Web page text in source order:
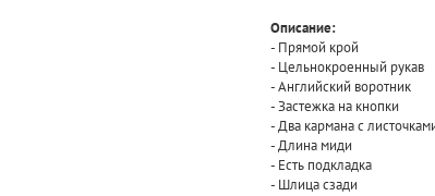
Описание:
- Прямой крой
- Цельнокроенный рукав
- Английский воротник
- Застежка на кнопки
- Два кармана с
- Длина миди
- Есть подкладка
- Шлица сзади